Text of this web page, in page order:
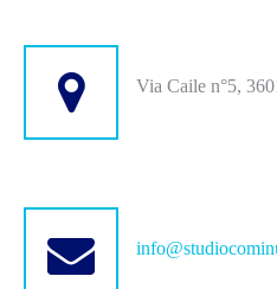
Via Caile n°5,